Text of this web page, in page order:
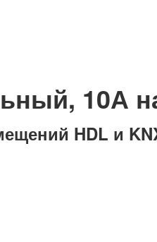
10А
HDL и